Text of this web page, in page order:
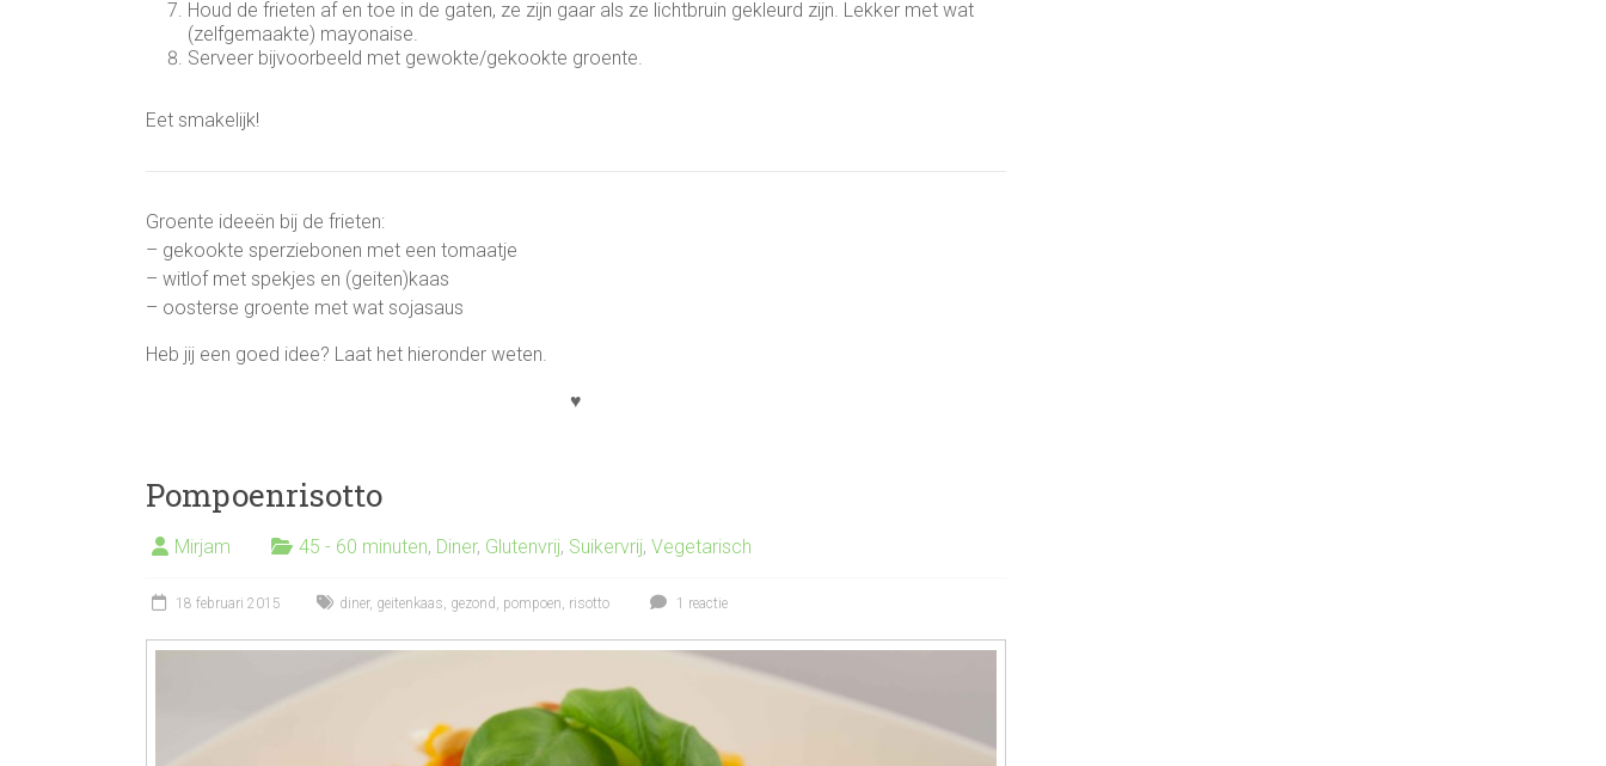
Houd de frieten af en toe in de gaten, ze zijn gaar als ze lichtbruin gekleurd zijn. Lekker met wat
(zelfgemaakte) mayonaise.
Serveer bijvoorbeeld met gewokte/gekookte groente.
Eet smakelijk!
Groente ideeën bij de frieten:
– gekookte sperziebonen met een tomaatje
– witlof met spekjes en (geiten)kaas
– oosterse groente met wat sojasaus
Heb jij een goed idee? Laat het hieronder weten.
♥
Pompoenrisotto
Mirjam 45 - 60 minuten, Diner, Glutenvrij, Suikervrij, Vegetarisch
18 februari 2015 diner, geitenkaas gezond pompoen risotto 1 reactie